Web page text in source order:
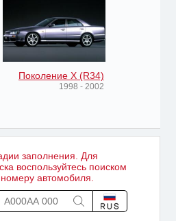
Поколение X (R34)
1998 - 2002
заполнения. Для
воспользуйтесь поиском
автомобиля.